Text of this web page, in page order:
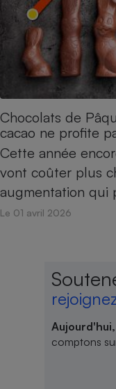
Chocolats de
cacao ne profite
Cette année
vont coûter plus
augmentation qui
Le 01 avril 2026
comptons